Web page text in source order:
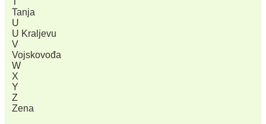
Tanja
U
U Kraljevu
V
Vojskovođa
W
X
Y
Z
Zena